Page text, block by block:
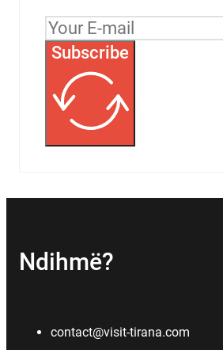
Subscribe
Ndihmë?
contact@visit-tirana.com